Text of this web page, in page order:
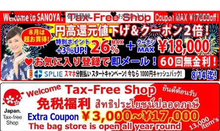
ログイン 会員登録 お気に入り カートを見る